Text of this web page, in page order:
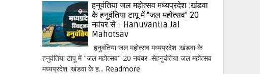
हनुवंतिया जल महोत्सव मध्यप्रदेश :खंडवा
के हनुवंतिया टापू में "जल महोत्सव" 20
नवंबर से। Hanuvantia Jal
Mahotsav
हनुवंतिया जल महोत्सव मध्यप्रदेश :खंडवा के
हनुवंतिया टापू में "जल महोत्सव" 20 नवंबर सेहनुवंतिया जल महोत्सव
मध्यप्रदेश :खंडवा के ह... Readmore